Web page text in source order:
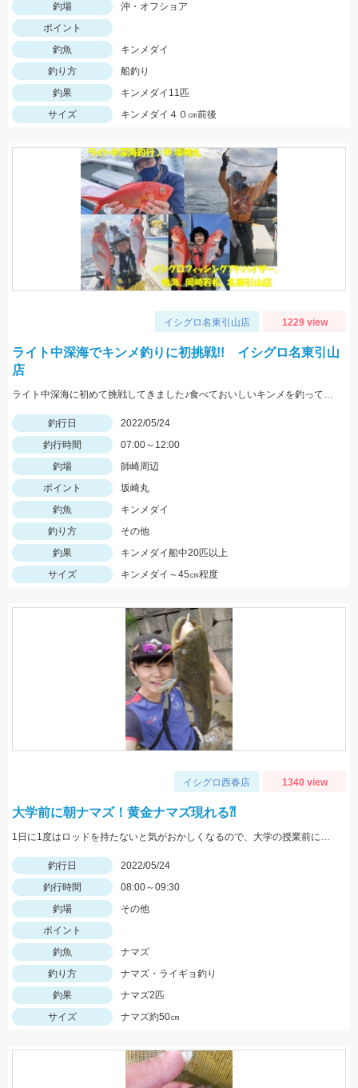
釣場
沖・オフショア
ポイント
釣魚
キンメダイ
釣り方
船釣り
釣果
キンメダイ11匹
サイズ
キンメダイ４０㎝前後
イシグロ名東引山店 1229 view
ライト中深海でキンメ釣りに初挑戦!! イシグロ名東引山
店
ライト中深海に初めて挑戦してきました♪食べておいしいキンメを釣ってみてはいかがでしょうか？ 水深300～400ｍで仕掛けは5～8本針のライト中深海用胴突き仕掛けに250号のオモリを使用しました
釣行日
2022/05/24
釣行時間
07:00～12:00
釣場
師崎周辺
ポイント
坂崎丸
釣魚
キンメダイ
釣り方
その他
釣果
キンメダイ船中20匹以上
サイズ
キンメダイ～45㎝程度
イシグロ西春店 1340 view
大学前に朝ナマズ！黄金ナマズ現れる⁈
1日に1度はロッドを持たないと気がおかしくなるので、大学の授業前にナマズと遊んできました。
釣行日
2022/05/24
釣行時間
08:00～09:30
釣場
その他
ポイント
釣魚
ナマズ
釣り方
ナマズ・ライギョ釣り
釣果
ナマズ2匹
サイズ
ナマズ約50㎝